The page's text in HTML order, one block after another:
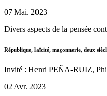
07 Mai. 2023
Divers aspects de la pensée
République, laïcité, maçonnerie, deux
Invité : Henri PEÑA-RUIZ,
02 Avr. 2023